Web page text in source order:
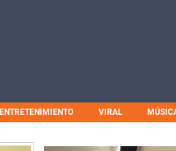
ENTRETENIMIENTO VIRAL